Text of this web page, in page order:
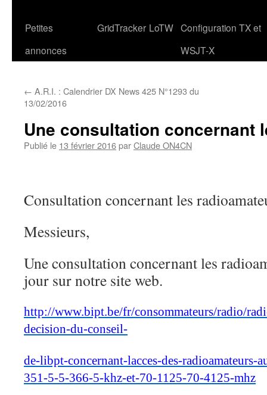
Petites
annonces
GridTracker LoTW Configuration TX et
WSJT-X
← A.R.I. : Calendrier DX News 425 N°1293 du
13/02/2016
Une consultation concernant
Publié le 13 février 2016parClaude ON4CN
Consultation concernant les
Messieurs,
Une consultation concernant les
jour sur notre site web.
http://www.bipt.be/fr/consommateurs/radio/
decision-du-conseil-
de-libpt-concernant-lacces-des-radioamateurs-
351-5-5-366-5-khz-et-70-1125-70-4125-mhz